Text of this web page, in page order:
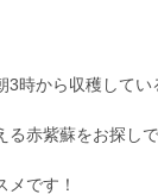
時から収穫して
赤紫蘇をお探し
です！